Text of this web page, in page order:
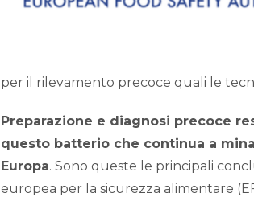
per il rilevamento precoce quali le
Preparazione e diagnosi precoce
questo batterio che continua a
Europa. Sono queste le principali
europea per la sicurezza alimentare